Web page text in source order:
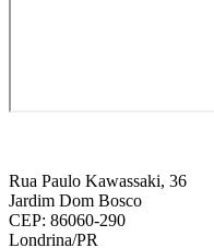
Rua Paulo Kawassaki, 36
Jardim Dom Bosco
CEP: 86060-290
Londrina/PR